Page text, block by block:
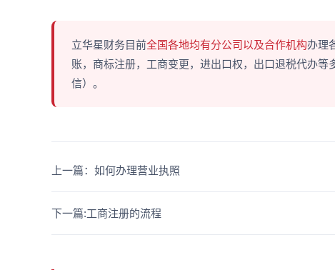
立华星财务目前全国各地均有分公司以及合作机构办理
账，商标注册，工商变更，进出口权，出口退税代办
信）。
下一篇:工商注册的流程
上一篇：如何办理营业执照